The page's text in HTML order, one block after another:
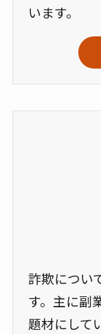
います。
詐欺につい
す。主に副
題材にして